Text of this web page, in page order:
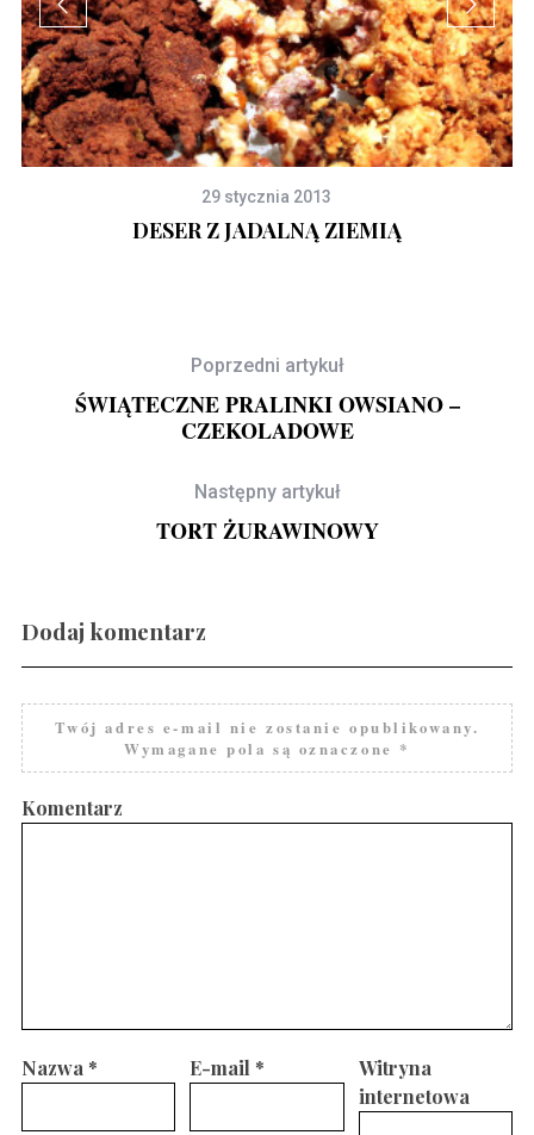
29 stycznia 2013
DESER Z JADALNĄ ZIEMIĄ
Gravlax w ginie
Poprzedni artykuł
ŚWIĄTECZNE PRALINKI OWSIANO –
CZEKOLADOWE
Następny artykuł
TORT ŻURAWINOWY
Dodaj komentarz
Twój adres e-mail nie zostanie opublikowany.
Wymagane pola są oznaczone *
Komentarz
Nazwa * E-mail *
Witryna
internetowa